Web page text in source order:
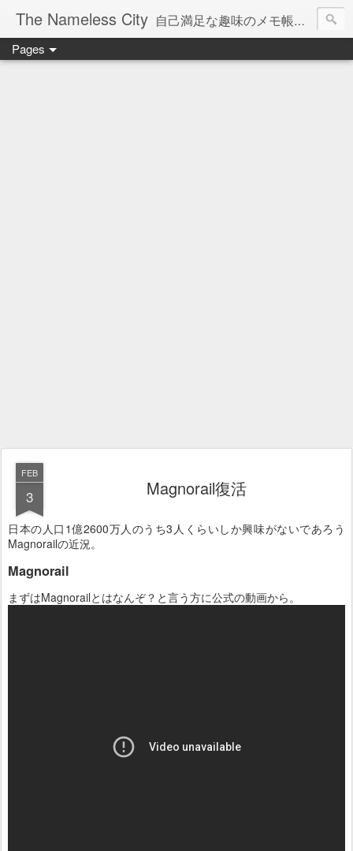
The Nameless City 自己満足な趣味のメモ帳です。現在欧州型H0鉄道模型をメインに書いています。
Pages
FEB
3 Magnorail復活
日本の人口1億2600万人のうち3人くらいしか興味がないであろう
Magnorailの近況。
Magnorail
まずはMagnorailとはなんぞ？と言う方に公式の動画から。